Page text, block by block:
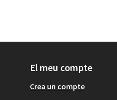
El meu compte
Crea un compte